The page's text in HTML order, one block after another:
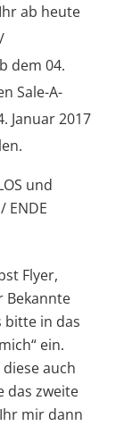
ab heute
dem 04.
Sale-A-
Januar 2017
und
ENDE
Flyer,
Bekannte
bitte in das
ein.
auch
das zweite
mir dann